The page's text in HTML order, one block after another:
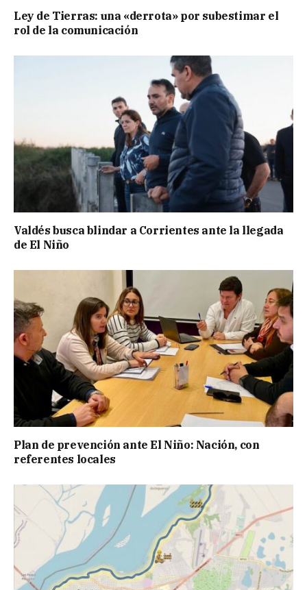
Ley de Tierras: una «derrota» por subestimar el
rol de la comunicación
Valdés busca blindar a Corrientes ante la llegada
de El Niño
Plan de prevención ante El Niño: Nación, con
referentes locales